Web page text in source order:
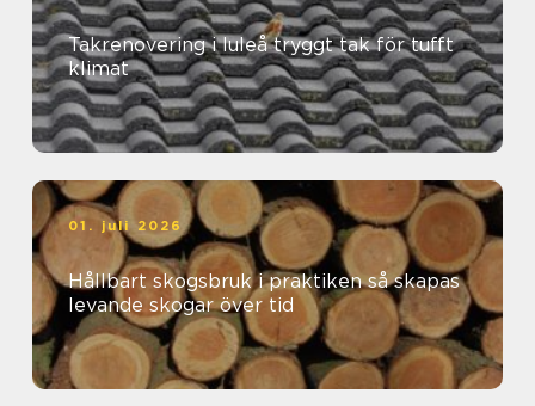
Takrenovering i luleå tryggt tak för tufft
klimat
01. juli 2026
Hållbart skogsbruk i praktiken så skapas
levande skogar över tid